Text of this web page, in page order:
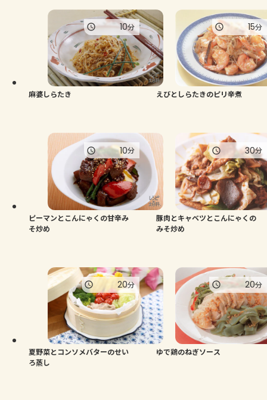
麻婆しらたき
10分
えびとしらたきのピリ辛煮
15分
ピーマンとこんにゃくの甘辛み
そ炒め
10分
豚肉とキャベツとこんにゃくの
みそ炒め
30分
夏野菜とコンソメバターのせい
ろ蒸し
20分
ゆで鶏のねぎソース
20分